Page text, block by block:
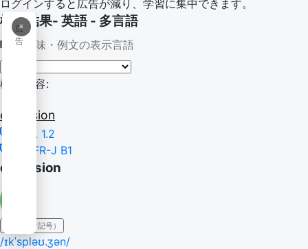
ログインすると広告が減り、学習に集中できます。
×
広
告
検索結果- 英語 - 多言語
意味・例文の表示言語
検索内容:
explosion
BSL 1.2
CEFR-J B1
explosion
IPA（発音記号）
/ɪkˈspləʊ.ʒən/